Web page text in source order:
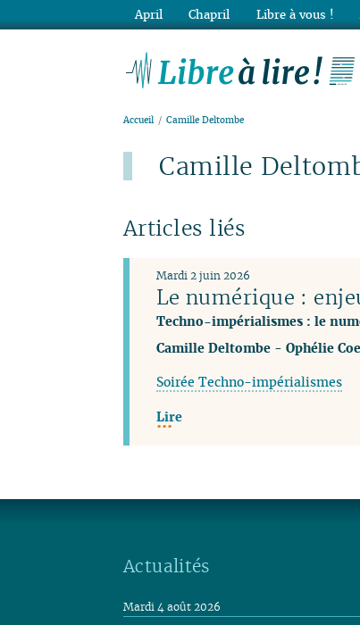
Accueil Camille Deltombe
Camille
Articles liés
Le numérique :
Techno-impérialismes : le
Mardi 2 juin 2026
Camille Deltombe- Ophélie
Soirée Techno-impérialismes
Lire
Actualités
Mardi 4 août 2026
April Chapril Libre à vous !